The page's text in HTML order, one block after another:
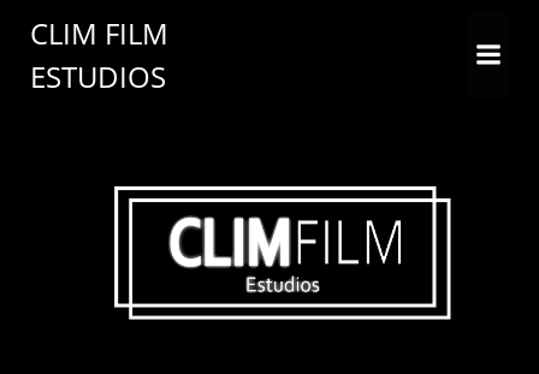
CLIM FILM
ESTUDIOS